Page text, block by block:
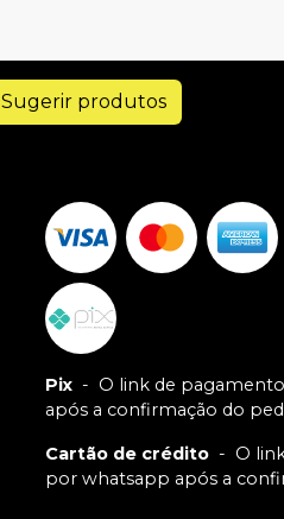
Sugerir produtos
Pix - O link de
após a confirmação do
Cartão de crédito - O
por whatsapp após a